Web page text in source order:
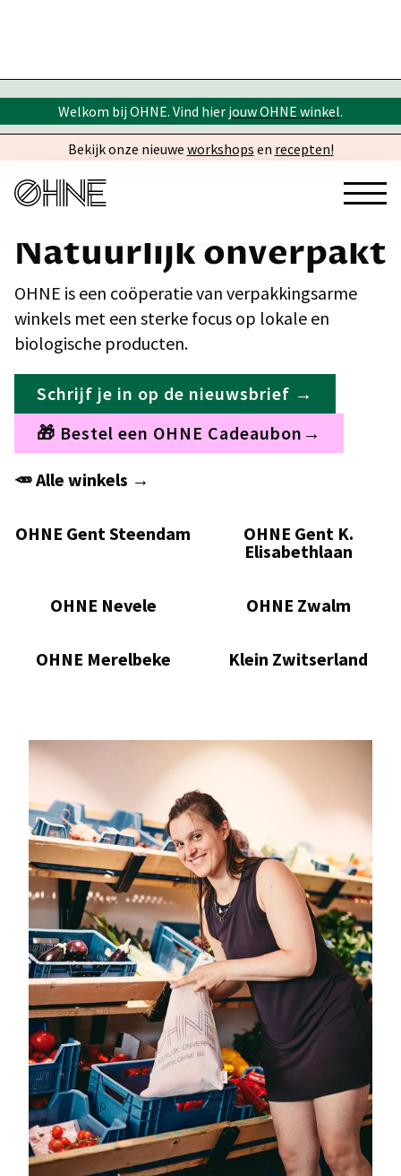
Welkom bij OHNE. Vind hier jouw OHNE winkel.
Bekijk onze nieuwe workshops en recepten!
Natuurlijk onverpakt
OHNE is een coöperatie van verpakkingsarme
winkels met een sterke focus op lokale en
biologische producten.
Schrijf je in op de nieuwsbrief →
🎁 Bestel een OHNE Cadeaubon→
🥕 Alle winkels →
OHNE Gent Steendam
OHNE Gent K.
Elisabethlaan
OHNE Nevele OHNE Zwalm
OHNE Merelbeke Klein Zwitserland